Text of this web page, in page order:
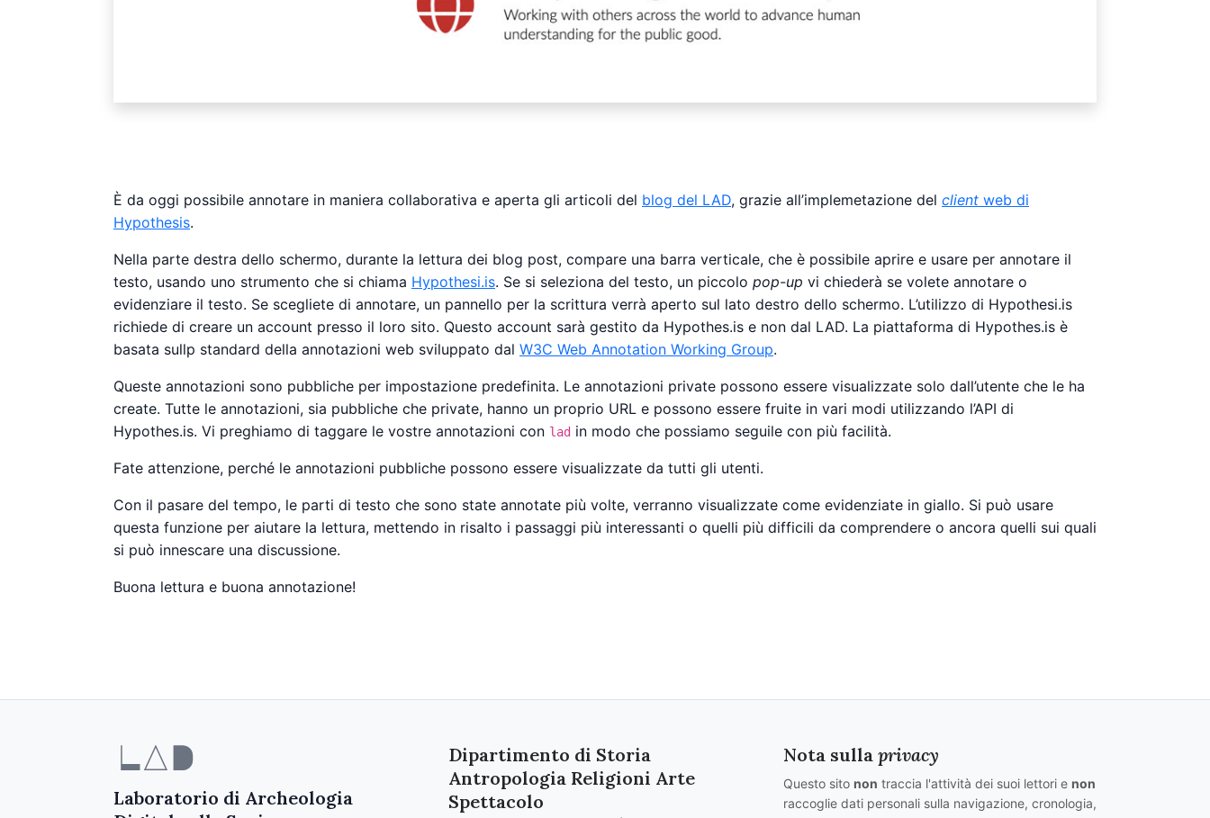
È da oggi possibile annotare in maniera collaborativa e aperta gli articoli del blog del LAD, grazie all’implemetazione del client web di
Hypothesis.
Nella parte destra dello schermo, durante la lettura dei blog post, compare una barra verticale, che è possibile aprire e usare per annotare il
testo, usando uno strumento che si chiama Hypothesi.is. Se si seleziona del testo, un piccolo pop-up vi chiederà se volete annotare o
evidenziare il testo. Se scegliete di annotare, un pannello per la scrittura verrà aperto sul lato destro dello schermo. L’utilizzo di Hypothesi.is
richiede di creare un account presso il loro sito. Questo account sarà gestito da Hypothes.is e non dal LAD. La piattaforma di Hypothes.is è
basata sullp standard della annotazioni web sviluppato dal W3C Web Annotation Working Group.
Queste annotazioni sono pubbliche per impostazione predefinita. Le annotazioni private possono essere visualizzate solo dall’utente che le ha
create. Tutte le annotazioni, sia pubbliche che private, hanno un proprio URL e possono essere fruite in vari modi utilizzando l’API di
Hypothes.is. Vi preghiamo di taggare le vostre annotazioni con lad in modo che possiamo seguile con più facilità.
Fate attenzione, perché le annotazioni pubbliche possono essere visualizzate da tutti gli utenti.
Con il pasare del tempo, le parti di testo che sono state annotate più volte, verranno visualizzate come evidenziate in giallo. Si può usare
questa funzione per aiutare la lettura, mettendo in risalto i passaggi più interessanti o quelli più difficili da comprendere o ancora quelli sui quali
si può innescare una discussione.
Buona lettura e buona annotazione!
Laboratorio di Archeologia
Dipartimento di Storia
Antropologia Religioni Arte
Spettacolo
Nota sulla privacy
Questo sito non traccia l'attività dei suoi lettori e non
raccoglie dati personali sulla navigazione, cronologia,